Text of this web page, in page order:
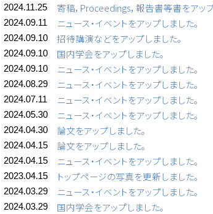
2024.11.25 寄稿，Proceedings，報告書等書をアップ
2024.09.11 ニュース・イベントをアップしました。
2024.09.10 招待講演などをアップしました。
2024.09.10 国内学会をアップしました。
2024.09.10 ニュース・イベントをアップしました。
2024.08.29 ニュース・イベントをアップしました。
2024.07.11 ニュース・イベントをアップしました。
2024.05.30 ニュース・イベントをアップしました。
2024.04.30 論文をアップしました。
2024.04.15 論文をアップしました。
2024.04.15 ニュース・イベントをアップしました。
2023.04.15 トップページの写真を更新しました。
2024.03.29 ニュース・イベントをアップしました。
2024.03.29 国内学会をアップしました。